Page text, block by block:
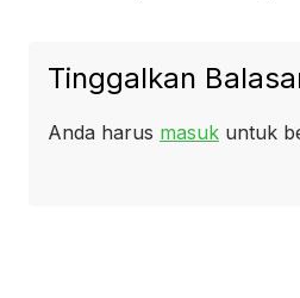
Tinggalkan
Anda harus masuk untuk